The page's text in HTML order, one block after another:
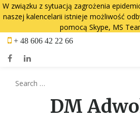
W związku z sytuacją zagrożenia
naszej kalencelarii istnieje możliwość
pomocą Skype, MS
Skip
content
+ 48 606 42 22 66
DM
Search